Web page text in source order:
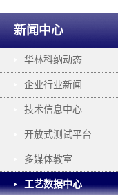
新闻中心
华林科纳动态
企业行业新闻
技术信息中心
开放式测试平台
多媒体教室
工艺数据中心